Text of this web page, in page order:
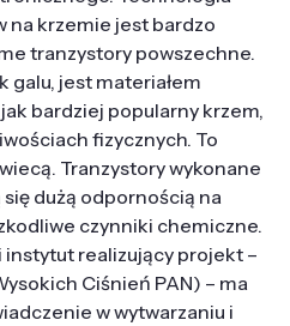
na krzemie jest bardzo
tranzystory powszechne.
galu, jest materiałem
bardziej popularny krzem,
fizycznych. To
Tranzystory wykonane
dużą odpornością na
czynniki chemiczne.
instytut realizujący projekt –
Ciśnień PAN) – ma
w wytwarzaniu i